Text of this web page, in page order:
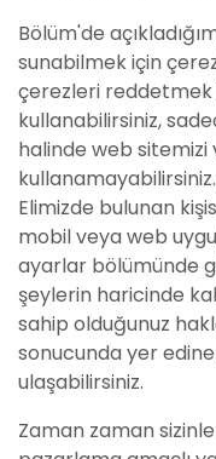
Bölüm'de
sunabilmek için
çerezleri reddetmek
kullanabilirsiniz,
halinde web
kullanamayabilirsiniz.
Elimizde bulunan
mobil veya web
ayarlar bölümünde
şeylerin haricinde
sahip olduğunuz
sonucunda yer
ulaşabilirsiniz.
Zaman zaman